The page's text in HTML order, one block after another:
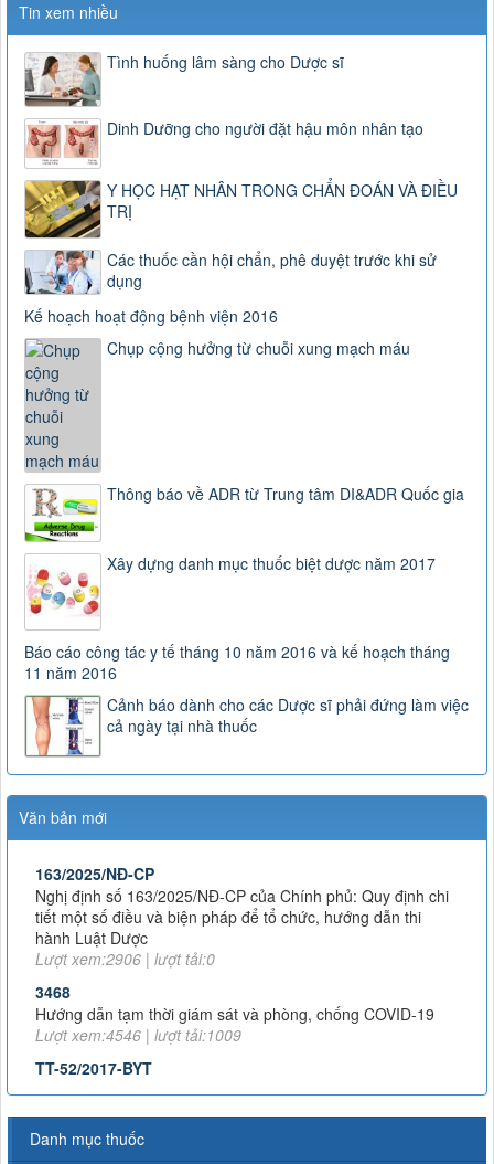
Tin xem nhiều
Tình huống lâm sàng cho Dược sĩ
Dinh Dưỡng cho người đặt hậu môn nhân tạo
Y HỌC HẠT NHÂN TRONG CHẨN ĐOÁN VÀ ĐIỀU
TRỊ
Các thuốc cần hội chẩn, phê duyệt trước khi sử
dụng
Kế hoạch hoạt động bệnh viện 2016
Chụp cộng hưởng từ chuỗi xung mạch máu
Thông báo về ADR từ Trung tâm DI&ADR Quốc gia
Xây dựng danh mục thuốc biệt dược năm 2017
Báo cáo công tác y tế tháng 10 năm 2016 và kế hoạch tháng
11 năm 2016
Cảnh báo dành cho các Dược sĩ phải đứng làm việc
cả ngày tại nhà thuốc
Văn bản mới
163/2025/NĐ-CP
tiết một số điều và biện pháp để tổ chức, hướng dẫn thi
hành Luật Dược
Lượt xem:2906 | lượt tải:0
3468
Hướng dẫn tạm thời giám sát và phòng, chống COVID-19
Lượt xem:4546 | lượt tải:1009
TT-52/2017-BYT
THÔNG TƯ QUY ĐỊNH VỀ ĐƠN THUỐC VÀ VIỆC KÊ ĐƠN
THUỐC HÓA DƯỢC, SINH PHẨM TRONG ĐIỀU TRỊ NGOẠI
51/2017/TT-BYT
Danh mục thuốc